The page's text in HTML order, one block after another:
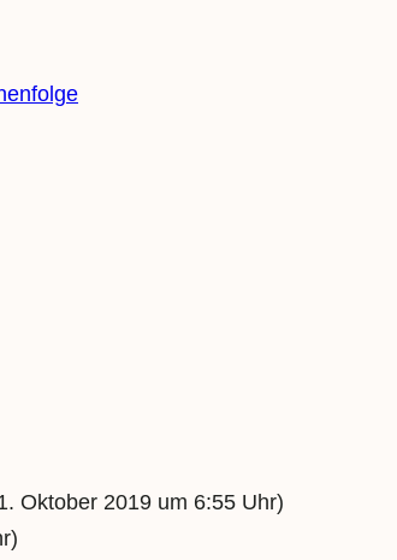
Oktober 2019 um 6:55 Uhr)